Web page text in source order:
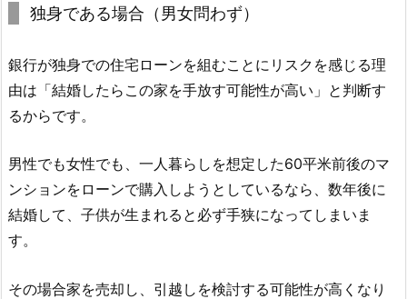
独身である場合（男女問わず）
銀行が独身での住宅ローンを組むことにリスクを感じる理
由は「結婚したらこの家を手放す可能性が高い」と判断す
るからです。
男性でも女性でも、一人暮らしを想定した60平米前後のマ
ンションをローンで購入しようとしているなら、数年後に
結婚して、子供が生まれると必ず手狭になってしまいま
す。
その場合家を売却し、引越しを検討する可能性が高くなり